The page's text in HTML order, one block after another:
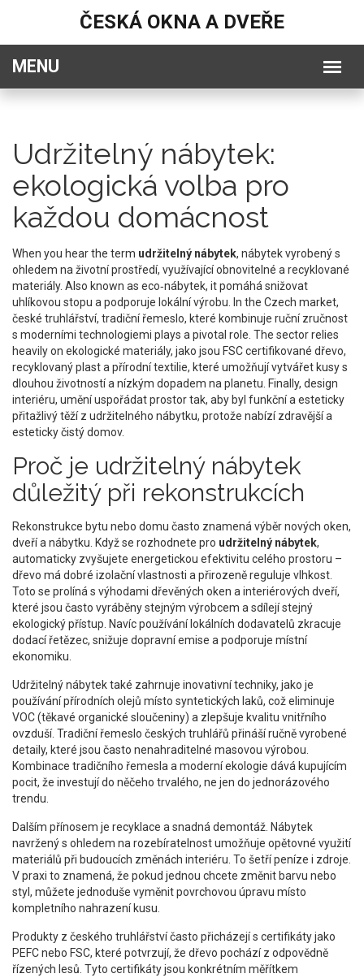
ČESKÁ OKNA A DVEŘE
Udržitelný nábytek:
ekologická volba pro
každou domácnost
When you hear the term udržitelný nábytek, nábytek vyrobený s
ohledem na životní prostředí, využívající obnovitelné a recyklované
materiály. Also known as eco‑nábytek, itpomáhá snižovat
uhlíkovou stopu a podporuje lokální výrobu . In the Czech market,
české truhlářství, tradiční řemeslo, které kombinuje ruční zručnost
s moderními technologiemi plays a pivotal role. The sector relies
heavily on ekologické materiály, jako jsou FSC certifikované dřevo,
recyklovaný plast a přírodní textilie, které umožňují vytvářet kusy s
dlouhou životností a nízkým dopadem na planetu. Finally, design
interiéru, umění uspořádat prostor tak, aby byl funkční a esteticky
přitažlivýtěží z udržitelného nábytku, protože nabízí zdravější a
esteticky čistý domov.
Proč je udržitelný nábytek
důležitý při rekonstrukcích
Rekonstrukce bytu nebo domu často znamená výběr nových oken,
dveří a nábytku. Když se rozhodnete pro udržitelný nábytek,
automaticky zvyšujete energetickou efektivitu celého prostoru –
dřevo má dobré izolační vlastnosti a přirozeně reguluje vlhkost.
Toto se prolíná s výhodami dřevěných oken a interiérových dveří,
které jsou často vyráběny stejným výrobcem a sdílejí stejný
ekologický přístup. Navíc používání lokálních dodavatelů zkracuje
dodací řetězec, snižuje dopravní emise a podporuje místní
ekonomiku.
Udržitelný nábytek také zahrnuje inovativní techniky, jako je
používání přírodních olejů místo syntetických laků, což eliminuje
VOC (těkavé organické sloučeniny) a zlepšuje kvalitu vnitřního
ovzduší. Tradiční řemeslo českých truhlářů přináší ručně vyrobené
detaily, které jsou často nenahraditelné masovou výrobou.
Kombinace tradičního řemesla a moderní ekologie dává kupujícím
pocit, že investují do něčeho trvalého, ne jen do jednorázového
trendu.
Dalším přínosem je recyklace a snadná demontáž. Nábytek
navržený s ohledem na rozebíratelnost umožňuje opětovné využití
materiálů při budoucích změnách interiéru. To šetří peníze i zdroje.
V praxi to znamená, že pokud jednou chcete změnit barvu nebo
styl, můžete jednoduše vyměnit povrchovou úpravu místo
kompletního nahrazení kusu.
Produkty z českého truhlářství často přicházejí s certifikáty jako
PEFC nebo FSC, které potvrzují, že dřevo pochází z odpovědně
řízených lesů. Tyto certifikáty jsou konkrétním měřítkem